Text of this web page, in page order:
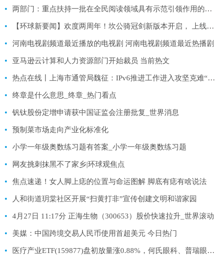
两部门：重点扶持一批在全民阅读领域具有示范引领作用的品牌实体书店做优做强
【环球新要闻】欢度两周年！坎公骑冠剑新版本开启， 上线即领免费120连抽
河南电视剧频道最近播放的电视剧 河南电视剧频道最近热播剧
亚马逊云计算和人力资源部门开始裁员 当前热文
热点在线丨上海市通管局魏征：IPv6推进工作进入攻坚克难“深水区”
终章是什么意思_终章_热门看点
钒钛股份定增申请获中国证监会注册批复_世界消息
预制菜市场走向产业化标准化
小学一年级奥数练习题有答案_小学一年级奥数练习题
网友挑刺抹黑不了家乡|环球观焦点
焦点速递！女人脚上痣的位置与命运图解 脚底有痣有啥说法
人和街道玥棠社区开展“扫黄打非”宣传创建文明和谐家园
4月27日 11:17分 正海生物（300653）股价快速拉升_世界滚动
美媒：中国跨境交易人民币使用首超美元 今日热门
医疗产业ETF(159877)盘初放量涨0.88%，何氏眼科、普瑞眼科、康泰医学、理邦仪器涨幅居前_全球微动态